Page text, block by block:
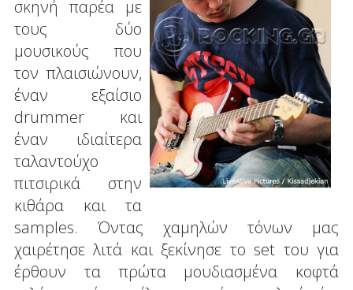
σκηνή παρέα με
τους δύο
μουσικούς που
τον πλαισιώνουν,
έναν εξαίσιο
drummer και
έναν ιδιαίτερα
ταλαντούχο
πιτσιρικά στην
κιθάρα και τα
samples. Όντας χαμηλών τόνων μας
χαιρέτησε λιτά και ξεκίνησε το set του για
έρθουν τα πρώτα μουδιασμένα κοφτά